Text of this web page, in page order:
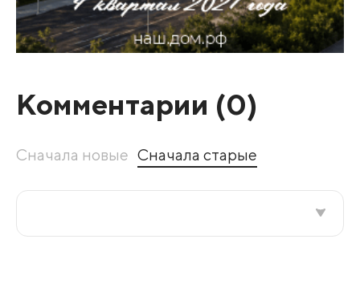
Комментарии (0)
Сначала новые Сначала старые